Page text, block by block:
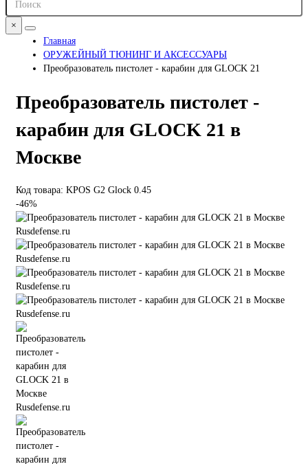
×
Главная
ОРУЖЕЙНЫЙ ТЮНИНГ И АКСЕССУАРЫ
Преобразователь пистолет - карабин для GLOCK 21
Преобразователь пистолет -
карабин для GLOCK 21 в
Москве
Код товара: KPOS G2 Glock 0.45
-46%